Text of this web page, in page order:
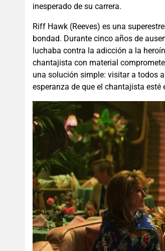
inesperado de su carrera.
Riff Hawk (Reeves) es una
bondad. Durante cinco años de
luchaba contra la adicción a la
chantajista con material
una solución simple: visitar a todos
esperanza de que el chantajista